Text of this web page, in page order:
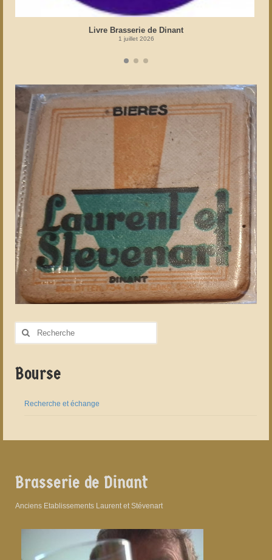
Livre Brasserie de Dinant
1 juillet 2026
Rechercher
Bourse
Recherche et échange
Brasserie de Dinant
Anciens Etablissements Laurent et Stévenart